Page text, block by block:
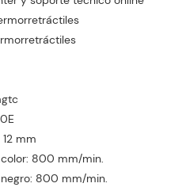
mm
800 mm/min.
800 mm/min.